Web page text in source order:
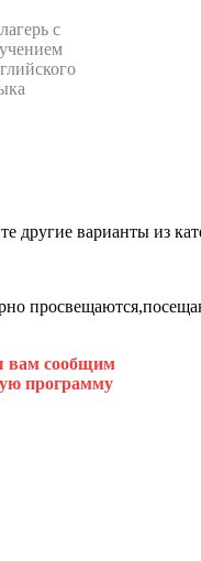
другие варианты из
вам сообщим
программу